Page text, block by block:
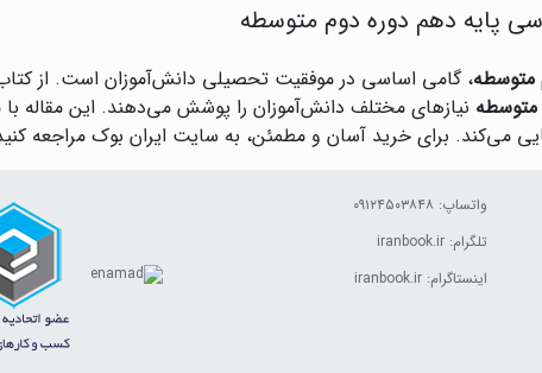
پایه دهم دوره دوم متوسطه
متوسطه، گامی اساسی در موفقیت تحصیلی دانش‌آموزان است. از
متوسطه نیازهای مختلف دانش‌آموزان را پوشش می‌دهند. این مقاله با
می‌کند. برای خرید آسان و مطمئن، به سایت ایران بوک مراجعه
واتساپ: ۰۹۱۲۴۵۰۳۸۴۸
تلگرام: iranbook.ir
اینستاگرام: iranbook.ir